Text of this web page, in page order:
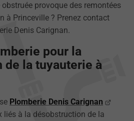
provoque des remontées
à Princeville ? Prenez contact
Denis Carignan.
pour la
la tuyauterie à
Plomberie Denis Carignan
liés à la désobstruction de la